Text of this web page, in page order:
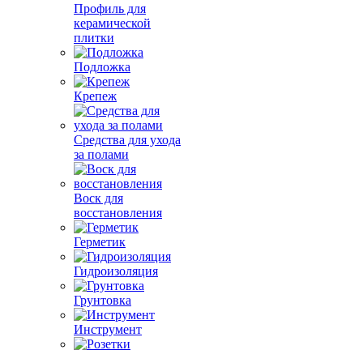
Профиль для
керамической
плитки
Подложка
Крепеж
Средства для ухода
за полами
Воск для
восстановления
Герметик
Гидроизоляция
Грунтовка
Инструмент